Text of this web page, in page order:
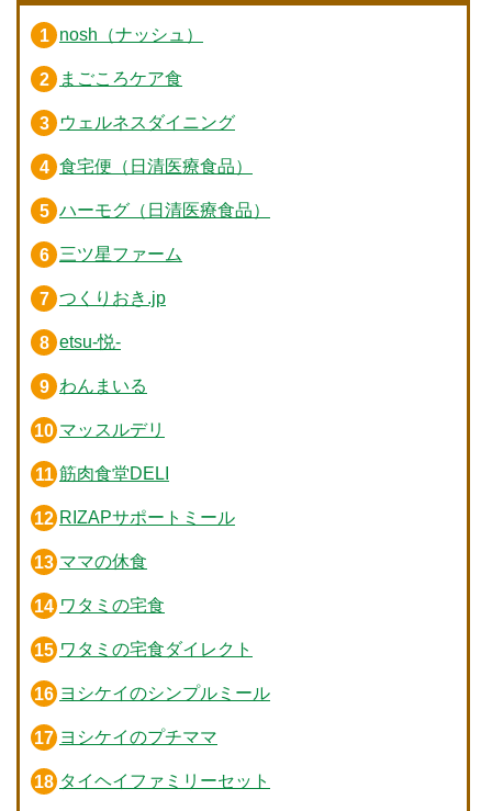
nosh（ナッシュ）
まごころケア食
ウェルネスダイニング
食宅便（日清医療食品）
ハーモグ（日清医療食品）
三ツ星ファーム
つくりおき.jp
etsu-悦-
わんまいる
マッスルデリ
筋肉食堂DELI
RIZAPサポートミール
ママの休食
ワタミの宅食
ワタミの宅食ダイレクト
ヨシケイのシンプルミール
ヨシケイのプチママ
タイヘイファミリーセット